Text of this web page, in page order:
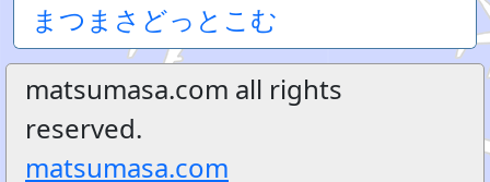
まつまさどっとこむ
matsumasa.com all rights
reserved.
matsumasa.com